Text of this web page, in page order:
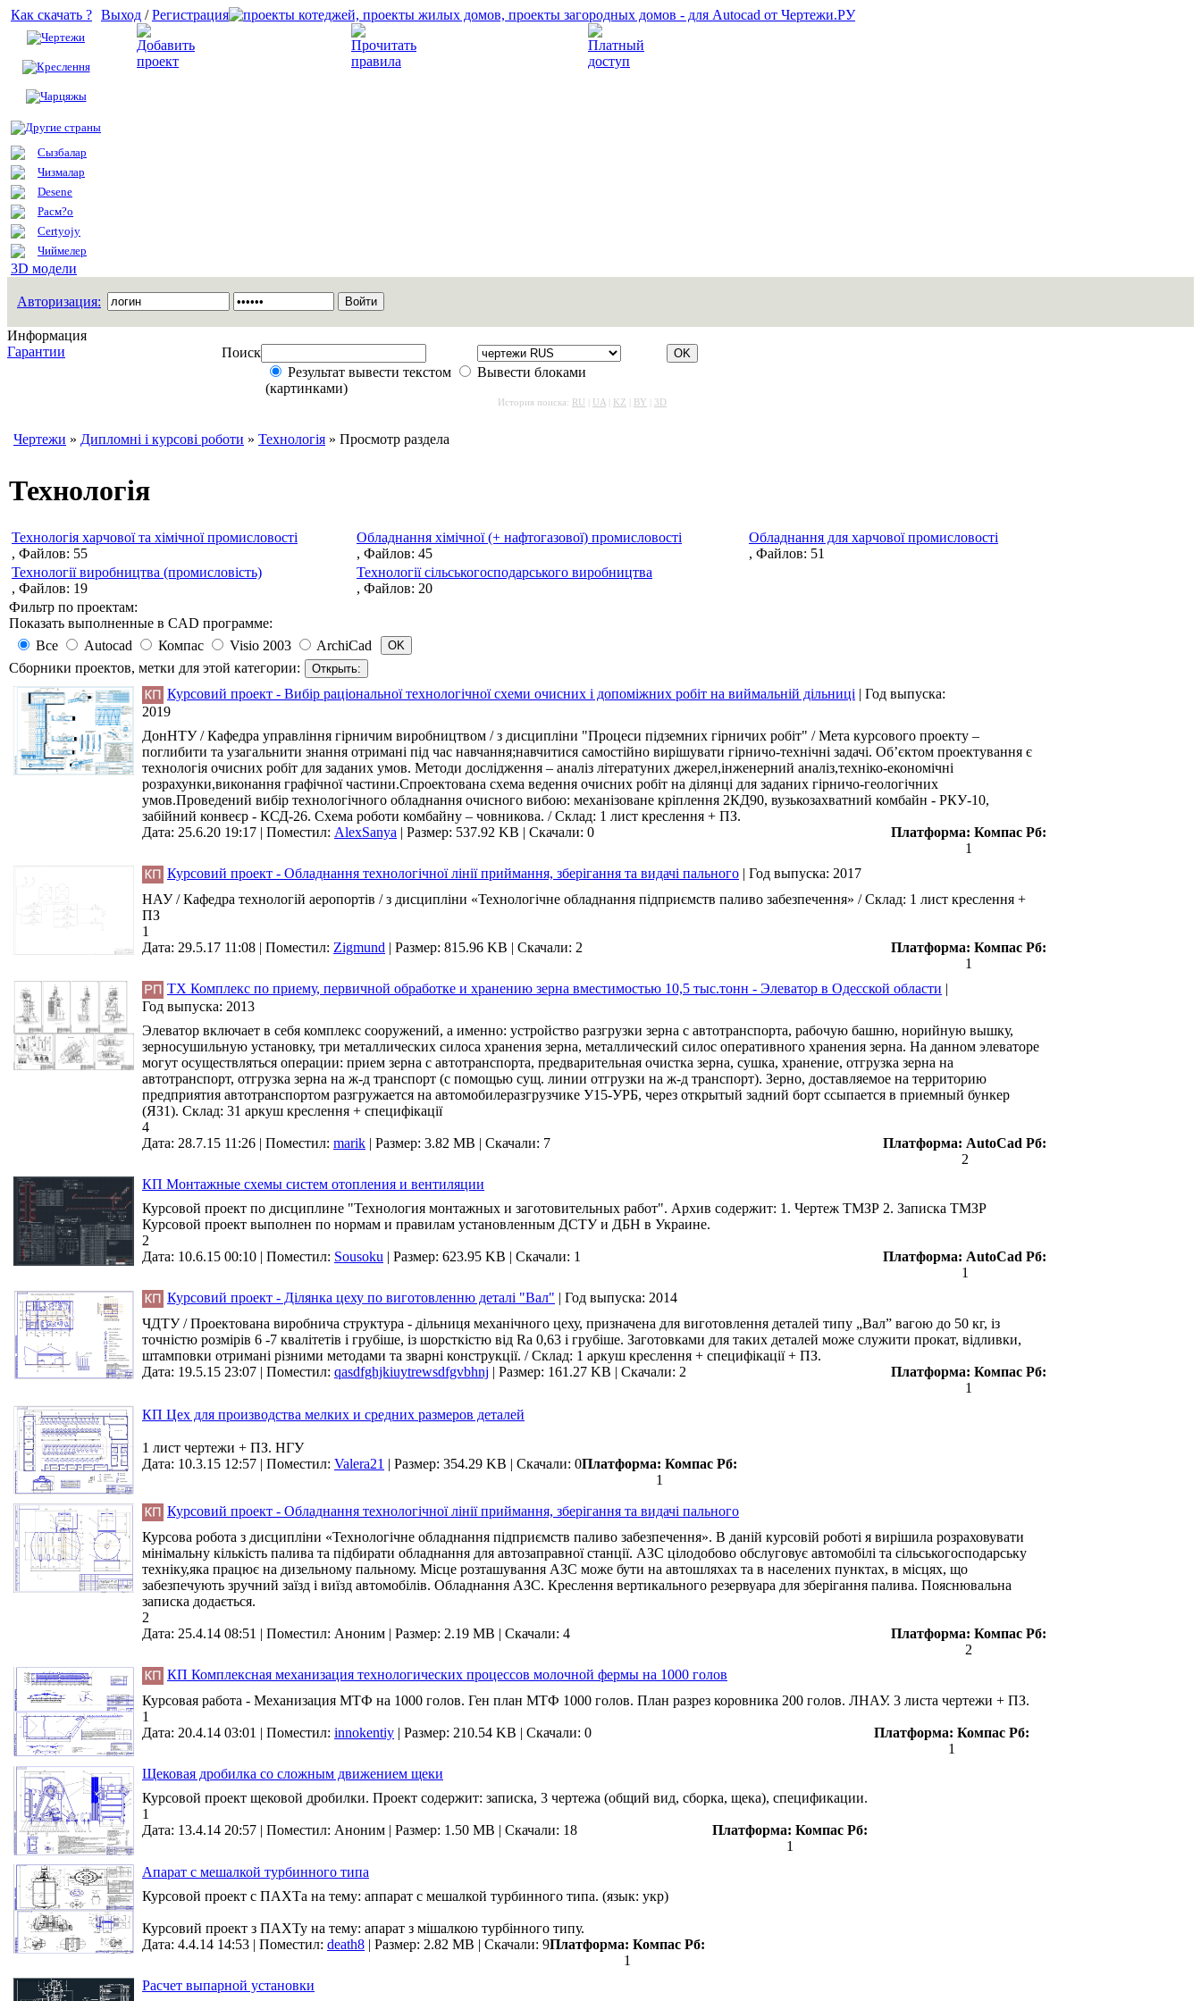
Как скачать ?
Чертежи
Креслення
Чарцяжы
Другие страны
Сызбалар
Чизмалар
Desene
Расм?о
Certyojy
Чиймелер
3D модели
Выход /Регистрация
Авторизация:
Информация
Гарантии
Поиск
Результат вывести текстом
Вывести блоками
(картинками)
История поиска: RU UA KZ BY 3D
Чертежи » Дипломні і курсові роботи » Технологія » Просмотр раздела
Технологія
Технологія харчової та хімічної промисловості
, Файлов: 55
Обладнання хімічної (+ нафтогазової) промисловості
, Файлов: 45
Обладнання для харчової промисловості
, Файлов: 51
Технології виробництва (промисловість)
, Файлов: 19
Технології сільськогосподарського виробництва
, Файлов: 20
Фильтр по проектам:
Показать выполненные в CAD программе:
Все
Autocad Компас Visio 2003
ArchiCad
Сборники проектов, метки для этой категории:
Курсовий проект - Вибір раціональної технологічної схеми очисних і допоміжних робіт на виймальній дільниці | Год выпуска:
2019
ДонНТУ / Кафедра управління гірничим виробництвом / з дисципліни "Процеси підземних гірничих робіт" / Мета курсового проекту –
поглибити та узагальнити знання отримані під час навчання;навчитися самостійно вирішувати гірничо-технічні задачі. Об’єктом проектування є
технологія очисних робіт для заданих умов. Методи дослідження – аналіз літератуних джерел,інженерний аналіз,техніко-економічні
розрахунки,виконання графічної частини.Спроектована схема ведення очисних робіт на ділянці для заданих гірничо-геологічних
умов.Проведений вибір технологічного обладнання очисного вибою: механізоване кріплення 2КД90, вузькозахватний комбайн - РКУ-10,
забійний конвеєр - КСД-26. Схема роботи комбайну – човникова. / Склад: 1 лист креслення + ПЗ.
Дата: 25.6.20 19:17 | Поместил: AlexSanya | Размер: 537.92 KB | Скачали: 0 Платформа: Компас Рб:
1
Курсовий проект - Обладнання технологічної лінії приймання, зберігання та видачі пального | Год выпуска: 2017
НАУ / Кафедра технологій аеропортів / з дисципліни «Технологічне обладнання підприємств паливо забезпечення» / Склад: 1 лист креслення +
ПЗ
1
Дата: 29.5.17 11:08 | Поместил: Zigmund | Размер: 815.96 KB | Скачали: 2 Платформа: Компас Рб:
1
ТХ Комплекс по приему, первичной обработке и хранению зерна вместимостью 10,5 тыс.тонн - Элеватор в Одесской области |
Год выпуска: 2013
Элеватор включает в себя комплекс сооружений, а именно: устройство разгрузки зерна с автотранспорта, рабочую башню, норийную вышку,
зерносушильную установку, три металлических силоса хранения зерна, металлический силос оперативного хранения зерна. На данном элеваторе
могут осуществляться операции: прием зерна с автотранспорта, предварительная очистка зерна, сушка, хранение, отгрузка зерна на
автотранспорт, отгрузка зерна на ж-д транспорт (с помощью сущ. линии отгрузки на ж-д транспорт). Зерно, доставляемое на территорию
предприятия автотранспортом разгружается на автомобилеразгрузчике У15-УРБ, через открытый задний борт ссыпается в приемный бункер
(ЯЗ1). Склад: 31 аркуш креслення + специфікації
4
Дата: 28.7.15 11:26 | Поместил: marik | Размер: 3.82 MB | Скачали: 7 Платформа: AutoCad Рб:
2
КП Монтажные схемы систем отопления и вентиляции
Курсовой проект по дисциплине "Технология монтажных и заготовительных работ". Архив содержит: 1. Чертеж ТМЗР 2. Записка ТМЗР
Курсовой проект выполнен по нормам и правилам установленным ДСТУ и ДБН в Украине.
2
Дата: 10.6.15 00:10 | Поместил: Sousoku | Размер: 623.95 KB | Скачали: 1 Платформа: AutoCad Рб:
1
Курсовий проект - Ділянка цеху по виготовленню деталі "Вал" | Год выпуска: 2014
ЧДТУ / Проектована виробнича структура - дільниця механічного цеху, призначена для виготовлення деталей типу „Вал” вагою до 50 кг, із
точністю розмірів 6 -7 квалітетів і грубіше, із шорсткістю від Rа 0,63 і грубіше. Заготовками для таких деталей може служити прокат, відливки,
штамповки отримані різними методами та зварні конструкції. / Склад: 1 аркуш креслення + специфікації + ПЗ.
Дата: 19.5.15 23:07 | Поместил: qasdfghjkiuytrewsdfgvbhnj | Размер: 161.27 KB | Скачали: 2 Платформа: Компас Рб:
1
КП Цех для производства мелких и средних размеров деталей
1 лист чертежи + ПЗ. НГУ
Дата: 10.3.15 12:57 | Поместил: Valera21 | Размер: 354.29 KB | Скачали: 0Платформа: Компас Рб:
1
Курсовий проект - Обладнання технологічної лінії приймання, зберігання та видачі пального
Курсова робота з дисципліни «Технологічне обладнання підприємств паливо забезпечення». В даній курсовій роботі я вирішила розраховувати
мінімальну кількість палива та підбирати обладнання для автозаправної станції. АЗС цілодобово обслуговує автомобілі та сільськогосподарську
техніку,яка працює на дизельному пальному. Місце розташування АЗС може бути на автошляхах та в населених пунктах, в місцях, що
забезпечують зручний заїзд і виїзд автомобілів. Обладнання АЗС. Креслення вертикального резервуара для зберігання палива. Пояснювальна
записка додається.
2
Дата: 25.4.14 08:51 | Поместил: Аноним | Размер: 2.19 MB | Скачали: 4 Платформа: Компас Рб:
2
КП Комплексная механизация технологических процессов молочной фермы на 1000 голов
Курсовая работа - Механизация МТФ на 1000 голов. Ген план МТФ 1000 голов. План разрез коровника 200 голов. ЛНАУ. 3 листа чертежи + ПЗ.
1
Дата: 20.4.14 03:01 | Поместил: innokentiy | Размер: 210.54 KB | Скачали: 0 Платформа: Компас Рб:
1
Щековая дробилка со сложным движением щеки
Курсовой проект щековой дробилки. Проект содержит: записка, 3 чертежа (общий вид, сборка, щека), спецификации.
1
Дата: 13.4.14 20:57 | Поместил: Аноним | Размер: 1.50 MB | Скачали: 18 Платформа: Компас Рб:
1
Апарат с мешалкой турбинного типа
Курсовой проект с ПАХТа на тему: аппарат с мешалкой турбинного типа. (язык: укр)
Курсовий проект з ПАХТу на тему: апарат з мішалкою турбінного типу.
Дата: 4.4.14 14:53 | Поместил: death8 | Размер: 2.82 MB | Скачали: 9Платформа: Компас Рб:
1
Расчет выпарной установки